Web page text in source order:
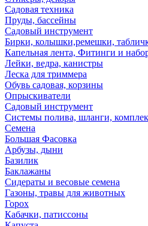
Садовая техника
Пруды, бассейны
Садовый инструмент
Бирки, колышки,ремешки,
Капельная лента, Фитинги и
Лейки, ведра, канистры
Леска для триммера
Обувь садовая, корзины
Опрыскиватели
Садовый инструмент
Системы полива, шланги,
Семена
Большая Фасовка
Арбузы, дыни
Базилик
Баклажаны
Сидераты и весовые семена
Газоны, травы для животных
Горох
Кабачки, патиссоны